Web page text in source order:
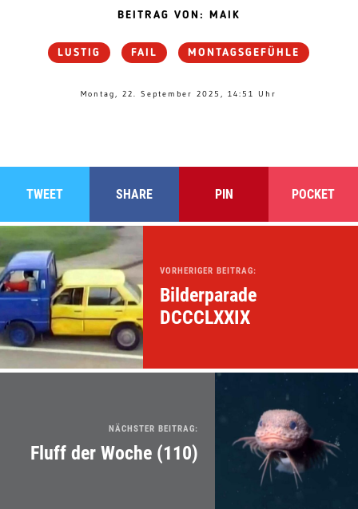
BEITRAG VON: MAIK
LUSTIG FAIL MONTAGSGEFÜHLE
Montag, 22. September 2025, 14:51 Uhr
TWEET SHARE PIN POCKET
VORHERIGER BEITRAG:
Bilderparade
DCCCLXXIX
NÄCHSTER BEITRAG:
Fluff der Woche (110)